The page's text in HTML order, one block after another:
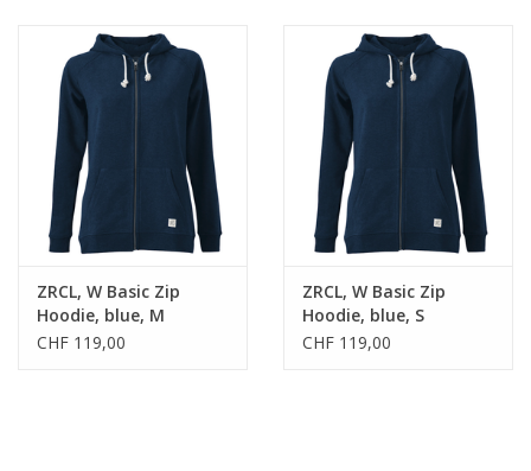
• fair & nachhaltig
ZRCL, W Basic Zip
Hoodie, blue, M
CHF 119,00
ZRCL, W Basic Zip
Hoodie, blue, S
CHF 119,00